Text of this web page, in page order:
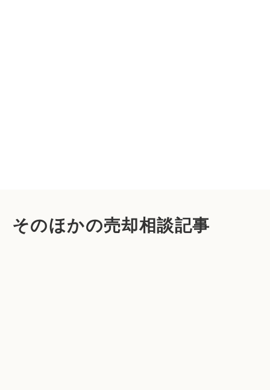
そのほかの売却相談記事